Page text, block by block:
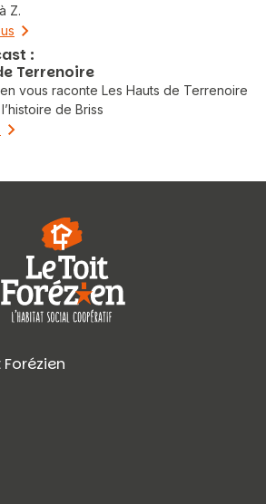
Z.
:
Terrenoire
vous raconte Les Hauts de Terrenoire
de Briss